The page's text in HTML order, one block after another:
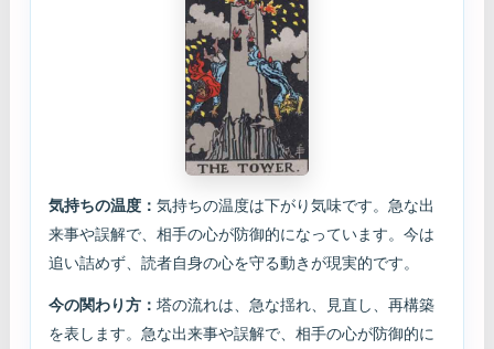
気持ちの温度： 気持ちの温度は下がり気味です。急な出
来事や誤解で、相手の心が防御的になっています。今は
追い詰めず、読者自身の心を守る動きが現実的です。
今の関わり方： 塔の流れは、急な揺れ、見直し、再構築
を表します。急な出来事や誤解で、相手の心が防御的に